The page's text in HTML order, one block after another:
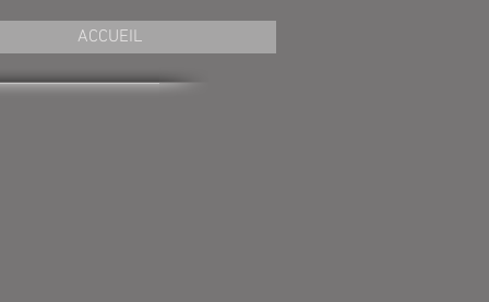
ACCUEIL